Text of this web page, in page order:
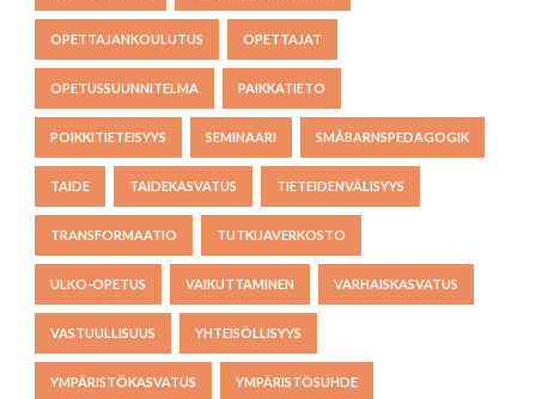
OPETTAJANKOULUTUS OPETTAJAT
OPETUSSUUNNITELMA PAIKKATIETO
POIKKITIETEISYYS SEMINAARI SMÅBARNSPEDAGOGIK
TAIDE TAIDEKASVATUS TIETEIDENVÄLISYYS
TRANSFORMAATIO TUTKIJAVERKOSTO
ULKO-OPETUS VAIKUTTAMINEN VARHAISKASVATUS
VASTUULLISUUS YHTEISÖLLISYYS
YMPÄRISTÖKASVATUS YMPÄRISTÖSUHDE